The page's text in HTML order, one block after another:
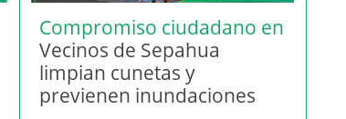
Compromiso ciudadano en
acción
Vecinos de Sepahua
limpian cunetas y
previenen inundaciones